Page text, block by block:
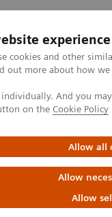
experience
cookies and other
out more about how
And you
on the Cookie Policy
Allow all
Allow
Allow
cliniques
2026 Moments